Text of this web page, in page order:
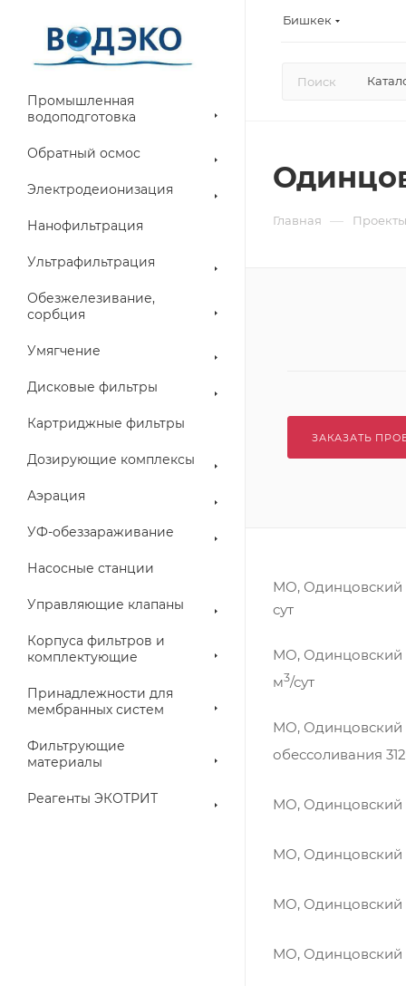
Бишкек
Промышленная
водоподготовка
Обратный осмос
Электродеионизация
Нанофильтрация
Ультрафильтрация
Обезжелезивание,
сорбция
Умягчение
Дисковые фильтры
Картриджные фильтры
Дозирующие комплексы
Аэрация
УФ-обеззараживание
Насосные станции
Управляющие клапаны
Корпуса фильтров и
комплектующие
Принадлежности для
мембранных систем
Фильтрующие
материалы
Реагенты ЭКОТРИТ
Главная — Проекты
ЗАКАЗАТЬ
МО, Одинцовский
сут
МО, Одинцовский
м3/сут
МО, Одинцовский
обессоливания
МО, Одинцовский
МО, Одинцовский
МО, Одинцовский
МО, Одинцовский